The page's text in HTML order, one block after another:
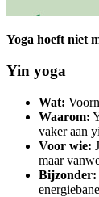
Yoga hoeft niet
Yin yoga
Wat:
Waarom:
vaker aan
Voor wie:
maar
Bijzonder: